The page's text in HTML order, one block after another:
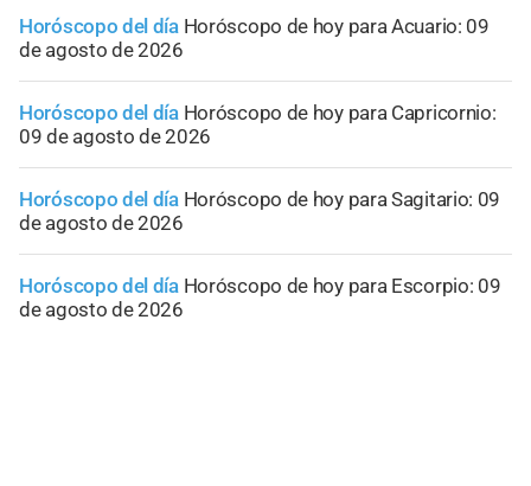
Horóscopo del día Horóscopo de hoy para Acuario: 09
de agosto de 2026
Horóscopo del día Horóscopo de hoy para Capricornio:
09 de agosto de 2026
Horóscopo del día Horóscopo de hoy para Sagitario: 09
de agosto de 2026
Horóscopo del día Horóscopo de hoy para Escorpio: 09
de agosto de 2026